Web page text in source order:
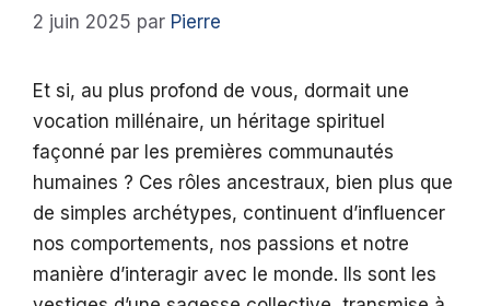
2 juin 2025 par Pierre
Et si, au plus profond de vous, dormait une
vocation millénaire, un héritage spirituel
façonné par les premières communautés
humaines ? Ces rôles ancestraux, bien plus que
de simples archétypes, continuent d’influencer
nos comportements, nos passions et notre
manière d’interagir avec le monde. Ils sont les